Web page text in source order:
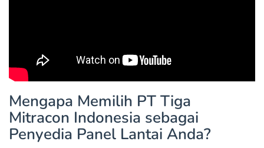
Mengapa Memilih PT Tiga
Mitracon Indonesia sebagai
Penyedia Panel Lantai Anda?